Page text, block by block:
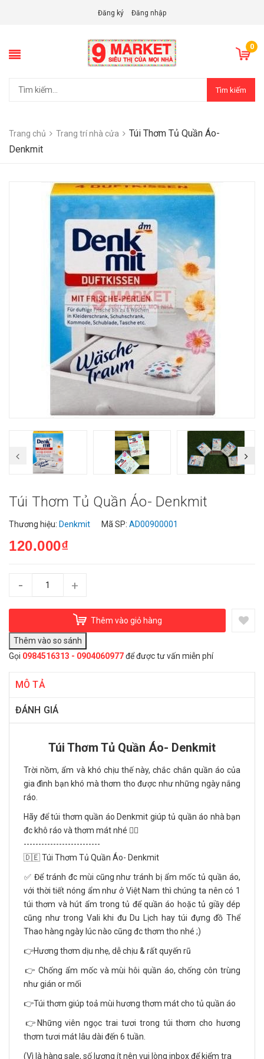
Đăng ký Đăng nhập
0
Tìm kiếm
Trang chủ Trang trí nhà cửa
Túi Thơm Tủ Quần Áo-
Denkmit
Túi Thơm Tủ Quần Áo- Denkmit
Thương hiệu: Denkmit Mã SP: AD00900001
120.000₫
- +
Thêm vào giỏ hàng
Gọi 0984516313 - 0904060977để được tư vấn miễn phí
MÔ TẢ
ĐÁNH GIÁ
Túi Thơm Tủ Quần Áo- Denkmit
Trời nồm, ẩm và khó chịu thế này, chắc chắn quần áo của
gia đình bạn khó mà thơm tho được như những ngày nắng
ráo.
Hãy để túi thơm quần áo Denkmit giúp tủ quần áo nhà bạn
đc khô ráo và thơm mát nhé 👌🏻
--------------------------
🇩🇪 Túi Thơm Tủ Quần Áo- Denkmit
✅ Để tránh đc mùi cũng như tránh bị ẩm mốc tủ quần áo,
với thời tiết nóng ẩm như ở Việt Nam thì chúng ta nên có 1
túi thơm và hút ẩm trong tủ để quần áo hoặc tủ giầy dép
cũng như trong Vali khi đu Du Lịch hay túi đựng đồ Thể
Thao hàng ngày lúc nào cũng đc thơm tho nhé ;)
👉Hương thơm dịu nhẹ, dễ chịu & rất quyến rũ
👉 Chống ẩm mốc và mùi hôi quần áo, chống côn trùng
như gián or mối
👉Túi thơm giúp toả mùi hương thơm mát cho tủ quần áo
👉Những viên ngọc trai tươi trong túi thơm cho hương
thơm tươi mát lâu dài đến 6 tuần.
(Vì là hàng sale, số lượng ít nên vui lòng inbox để kiểm tra